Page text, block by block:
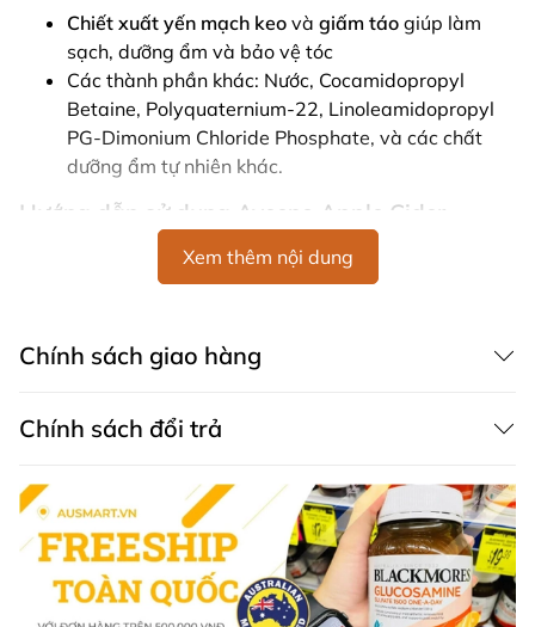
Chiết xuất yến mạch keo và giấm táo giúp làm
sạch, dưỡng ẩm và bảo vệ tóc
Các thành phần khác: Nước, Cocamidopropyl
Betaine, Polyquaternium-22, Linoleamidopropyl
PG-Dimonium Chloride Phosphate, và các chất
dưỡng ẩm tự nhiên khác.
Hướng dẫn sử dụng Aveeno Apple Cider
Vinegar Clarifying Shampoo For Dull Hair
Sau khi gội đầu, thoa dầu xả đều lên tóc, tập trung vào
Chỉ sử dụng theo hướng dẫn.
mắt, rửa kỹ bằng nước.
Để xa tầm tay trẻ em.
Aveeno Apple Cider Vinegar Clarifying Shampoocủa
Úc là lựa chọn tuyệt vời cho những ai có tóc xỉn màu và
da đầu dầu. Với thành phần tự nhiên như giấm táo và
Xem thêm nội dung
Chính sách giao hàng
Chính sách đổi trả